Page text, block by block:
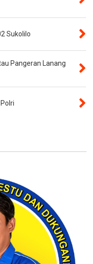
Sukolilo
Pangeran Lanang